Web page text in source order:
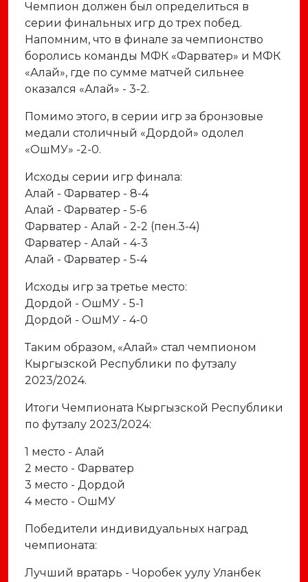
Чемпион должен был определиться в
серии финальных игр до трех побед.
Напомним, что в финале за чемпионство
боролись команды МФК «Фарватер» и МФК
«Алай», где по сумме матчей сильнее
оказался «Алай» - 3-2.
Помимо этого, в серии игр за бронзовые
медали столичный «Дордой» одолел
«ОшМУ» -2-0.
Исходы серии игр финала:
Алай - Фарватер - 8-4
Алай - Фарватер - 5-6
Фарватер - Алай - 2-2 (пен.3-4)
Фарватер - Алай - 4-3
Алай - Фарватер - 5-4
Исходы игр за третье место:
Дордой - ОшМУ - 5-1
Дордой - ОшМУ - 4-0
Таким образом, «Алай» стал чемпионом
Кыргызской Республики по футзалу
2023/2024.
Итоги Чемпионата Кыргызской Республики
по футзалу 2023/2024:
1 место - Алай
2 место - Фарватер
3 место - Дордой
4 место - ОшМУ
Победители индивидуальных наград
чемпионата:
Лучший вратарь - Чоробек уулу Уланбек